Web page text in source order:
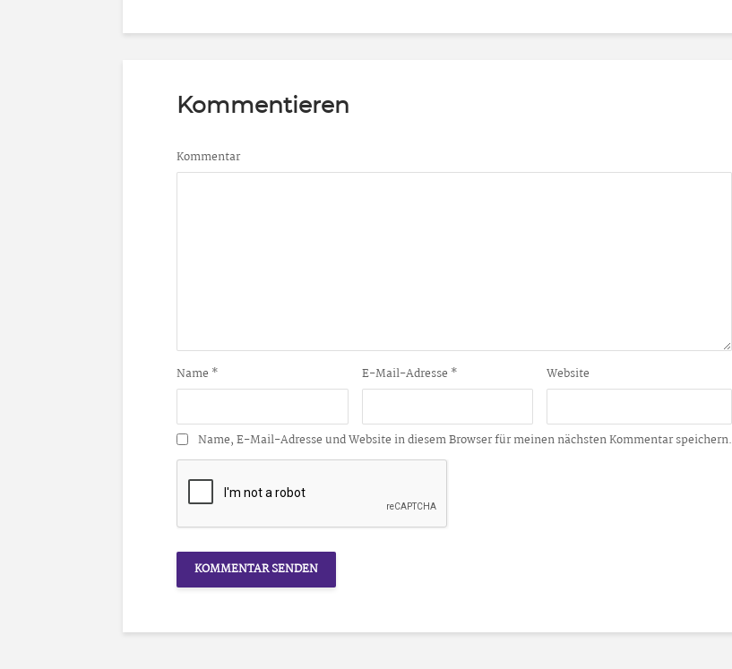
Kommentieren
Kommentar
Name * E-Mail-Adresse * Website
Name, E-Mail-Adresse und Website in diesem Browser für meinen nächsten Kommentar speichern.